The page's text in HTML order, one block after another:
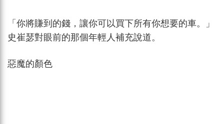
「你將賺到的錢，讓你可以買下所有你想要的車。」
史崔瑟對眼前的那個年輕人補充說道。
惡魔的顏色